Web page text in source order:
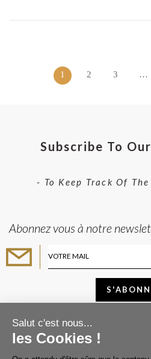
Navigation
1 2 3 …
Subscribe To
- To Keep Track Of
Abonnez vous à notre
Salut c'est nous...
les Cookies !